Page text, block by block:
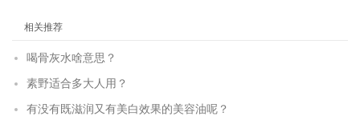
相关推荐
喝骨灰水啥意思？
素野适合多大人用？
有没有既滋润又有美白效果的美容油呢？